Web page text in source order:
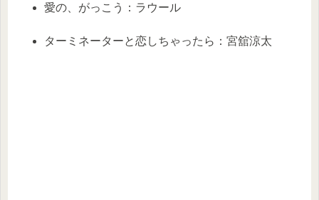
愛の、がっこう：ラウール
ターミネーターと恋しちゃったら：宮舘涼太